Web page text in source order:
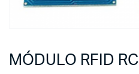
MÓDULO RFID